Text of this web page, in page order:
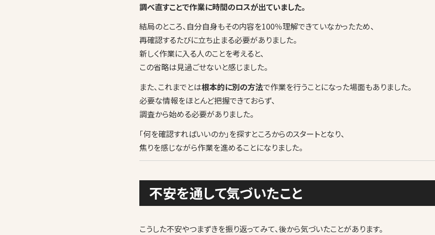
調べ直すことで作業に時間のロスが出ていました。
結局のところ、自分自身もその内容を100％理解できていなかったため、
再確認するたびに立ち止まる必要がありました。
新しく作業に入る人のことを考えると、
この省略は見過ごせないと感じました。
また、これまでとは根本的に別の方法で作業を行うことになった場面もありました。
必要な情報をほとんど把握できておらず、
調査から始める必要がありました。
「何を確認すればいいのか」を探すところからのスタートとなり、
焦りを感じながら作業を進めることになりました。
不安を通して気づいたこと
こうした不安やつまずきを振り返ってみて、後から気づいたことがあります。